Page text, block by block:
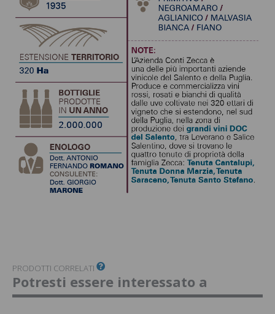
PRODOTTI CORRELATI
Potresti essere interessato a